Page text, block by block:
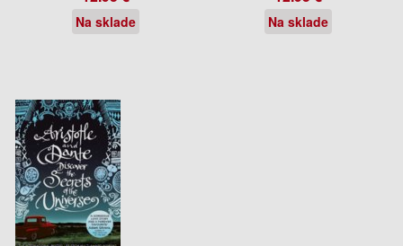
Na sklade Na sklade